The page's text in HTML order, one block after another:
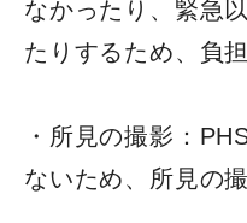
なかったり、緊急
たりするため、負
・所見の撮影：
ないため、所見の